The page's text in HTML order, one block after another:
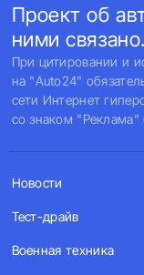
Проект об
ними связано.
При цитировании и
на "Auto24"
сети Интернет
со знаком "Реклама"
Новости
Тест-драйв
Военная техника